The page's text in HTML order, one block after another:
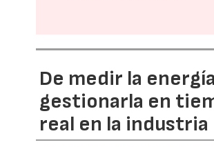
De medir la
gestionarla en
real en la industria